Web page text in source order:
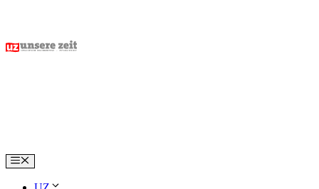
content
Menu